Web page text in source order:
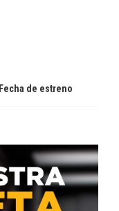
Fecha de estreno